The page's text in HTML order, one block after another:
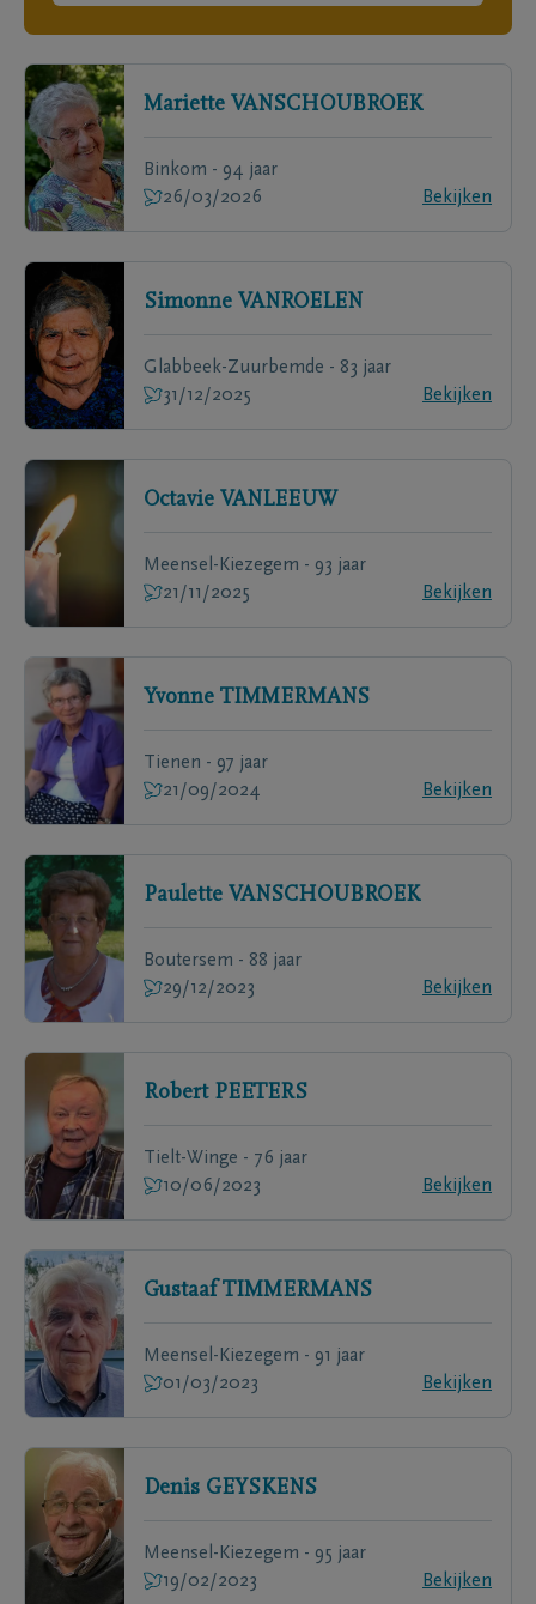
Mariette VANSCHOUBROEK
Binkom - 94 jaar
26/03/2026
Bekijken
Simonne VANROELEN
Glabbeek-Zuurbemde - 83 jaar
31/12/2025
Bekijken
Octavie VANLEEUW
Meensel-Kiezegem - 93 jaar
21/11/2025
Bekijken
Yvonne TIMMERMANS
Tienen - 97 jaar
21/09/2024
Bekijken
Paulette VANSCHOUBROEK
Boutersem - 88 jaar
29/12/2023
Bekijken
Robert PEETERS
Tielt-Winge - 76 jaar
10/06/2023
Bekijken
Gustaaf TIMMERMANS
Meensel-Kiezegem - 91 jaar
01/03/2023
Bekijken
Denis GEYSKENS
Meensel-Kiezegem - 95 jaar
19/02/2023
Bekijken